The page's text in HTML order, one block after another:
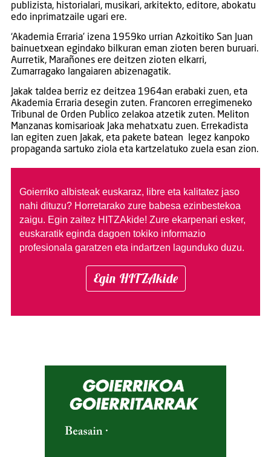
publizista, historialari, musikari, arkitekto, editore, abokatu
edo inprimatzaile ugari ere.
‘Akademia Erraria’ izena 1959ko urrian Azkoitiko San Juan
bainuetxean egindako bilkuran eman zioten beren buruari.
Aurretik, Marañones ere deitzen zioten elkarri,
Zumarragako langaiaren abizenagatik.
Jakak taldea berriz ez deitzea 1964an erabaki zuen, eta
Akademia Erraria desegin zuten. Francoren erregimeneko
Tribunal de Orden Publico zelakoa atzetik zuten. Meliton
Manzanas komisarioak Jaka mehatxatu zuen. Errekadista
lan egiten zuen Jakak, eta pakete batean legez kanpoko
propaganda sartuko ziola eta kartzelatuko zuela esan zion.
Goierriko albisteak euskaraz, libre eta kalitatez jaso
nahi dituzu? Horretarako zure babesa ezinbestekoa
zaigu. Egin zaitez HITZAkide! Zure ekarpenari esker,
euskaratik eginda dagoen tokiko informazio
profesionala garatzen eta indartzen lagunduko duzu.
Egin HITZAkide